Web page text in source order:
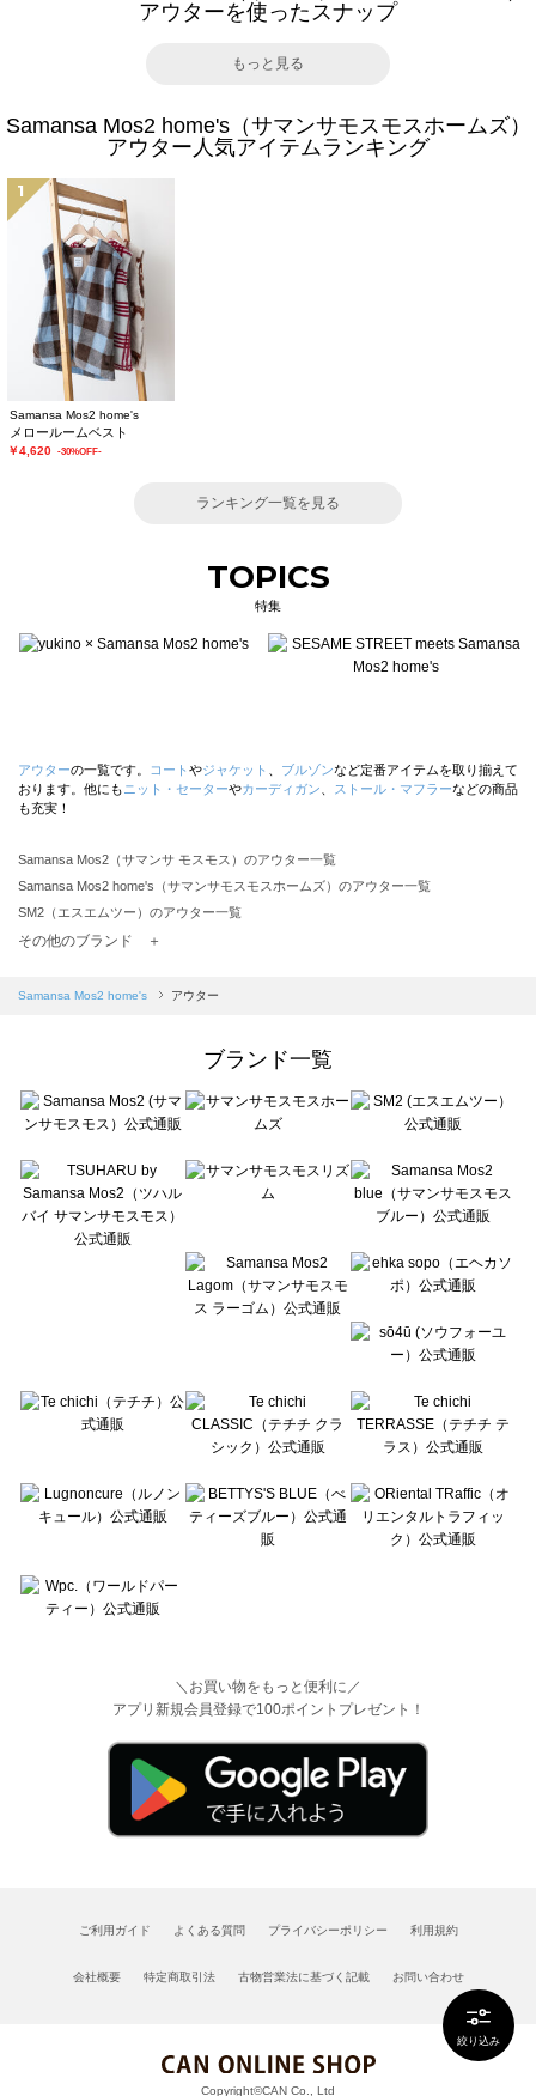
絞り込み
アウターを使ったスナップ
もっと見る
Samansa Mos2 home's（サマンサモスモスホームズ）
アウター人気アイテムランキング
1
Samansa Mos2 home's
メロールームベスト
￥4,620 -30%OFF-
ランキング一覧を見る
TOPICS
特集
アウターの一覧です。 コート やジャケット ブルゾンなど定番アイテムを取り揃えて
おります。他にも ニット・セーターやカーディガン ストール・マフラーなどの商品
も充実！
Samansa Mos2（サマンサ モスモス）のアウター一覧
Samansa Mos2 home's（サマンサモスモスホームズ）のアウター一覧
SM2（エスエムツー）のアウター一覧
TSUHARU by Samansa Mos2（ツハルバイサマンサモスモス）のアウター一覧
Samansa Mos2 blue（サマンサモスモス ブルー）のアウター一覧
sō4ū（ソウフォーユー）のアウター一覧
Te chichi（テチチ）のアウター一覧
Te chichi CLASSIC（テチチ クラシック）のアウター一覧
Lugnoncure（ルノンキュール）のアウター一覧
BETTY'S BLUE（べティーズブルー）のアウター一覧
Wpc.（ワールドパーティー）のアウター一覧
その他のブランド ＋
Samansa Mos2 home's アウター
ブランド一覧
＼お買い物をもっと便利に／
アプリ新規会員登録で100ポイントプレゼント！
ご利用ガイド よくある質問 プライバシーポリシー 利用規約
会社概要 特定商取引法 古物営業法に基づく記載 お問い合わせ
Copyright©CAN Co., Ltd